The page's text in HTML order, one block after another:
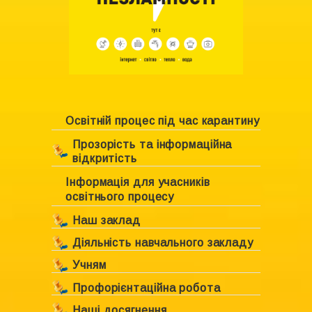
Освітній процес під час карантину
Прозорість та інформаційна
відкритість
Ліцензування закладу
Свідоцтво про право власності
Положення про академічну
доброчесність
Статут навчального закладу
Структура управління
Інформація для учасників
освітнього процесу
Наш заклад
Інформація про навчальний
заклад
Керівництво навчального
закладу
Діяльність навчального закладу
План роботи Комунального
закладу «Харківська спеціальна
школа №6 ХОР»
Учням
Розклад уроків
Профорієнтаційна робота